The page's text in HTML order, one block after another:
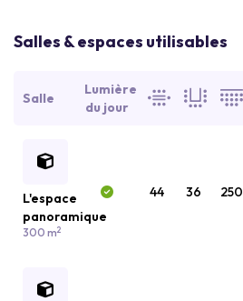
Salles & espaces utilisables
Salle
Lumière
du jour
L'espace
panoramique
300 m2
44 36 250